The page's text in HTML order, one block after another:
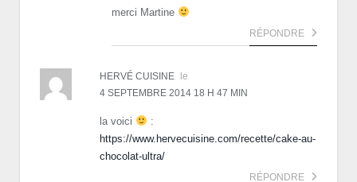
merci Martine
RÉPONDRE
HERVÉ CUISINE le
4 SEPTEMBRE 2014 18 H 47 MIN
la voici
:
https://www.hervecuisine.com/recette/cake-au-
chocolat-ultra/
RÉPONDRE